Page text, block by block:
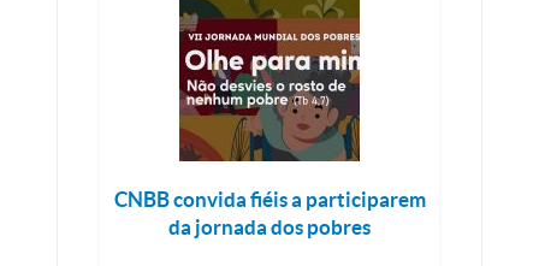
CNBB convida fiéis a participarem
da jornada dos pobres